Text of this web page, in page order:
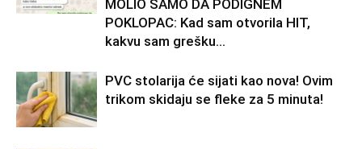
MOLIO SAMO DA PODIGNEM
POKLOPAC: Kad sam otvorila HIT,
kakvu sam grešku...
PVC stolarija će sijati kao nova! Ovim
trikom skidaju se fleke za 5 minuta!